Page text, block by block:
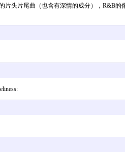
头片尾曲（也含有深情的成分），R&B的